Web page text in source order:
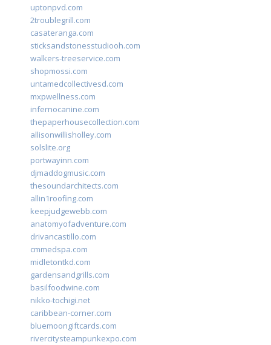
uptonpvd.com
2troublegrill.com
casateranga.com
sticksandstonesstudiooh.com
walkers-treeservice.com
shopmossi.com
untamedcollectivesd.com
mxpwellness.com
infernocanine.com
thepaperhousecollection.com
allisonwillisholley.com
solslite.org
portwayinn.com
djmaddogmusic.com
thesoundarchitects.com
allin1roofing.com
keepjudgewebb.com
anatomyofadventure.com
drivancastillo.com
cmmedspa.com
midletontkd.com
gardensandgrills.com
basilfoodwine.com
nikko-tochigi.net
caribbean-corner.com
bluemoongiftcards.com
rivercitysteampunkexpo.com